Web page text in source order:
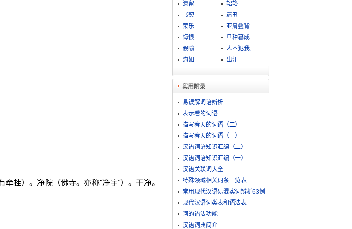
挂）。净院（佛寺。亦称“净宇”）。干净。
遗留
轺辂
书契
遗丑
荣乐
亚肩叠背
悔恨
旦种暮成
假喻
人不犯我，我不犯人
灼如
出汗
实用附录
易误解词语辨析
表示看的词语
描写春天的词语（二）
描写春天的词语（一）
汉语词语知识汇编（二）
汉语词语知识汇编（一）
汉语关联词大全
特殊领域相关词条一览表
常用现代汉语易混实词辨析63例
现代汉语词类表和语法表
词的语法功能
汉语词典简介